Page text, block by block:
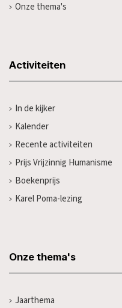
Onze thema's
Activiteiten
In de kijker
Kalender
Recente activiteiten
Prijs Vrijzinnig Humanisme
Boekenprijs
Karel Poma-lezing
Onze thema's
Jaarthema